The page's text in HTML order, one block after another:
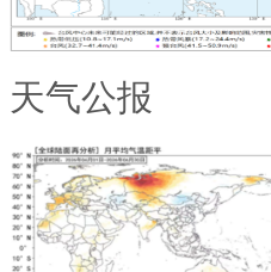
天气公报